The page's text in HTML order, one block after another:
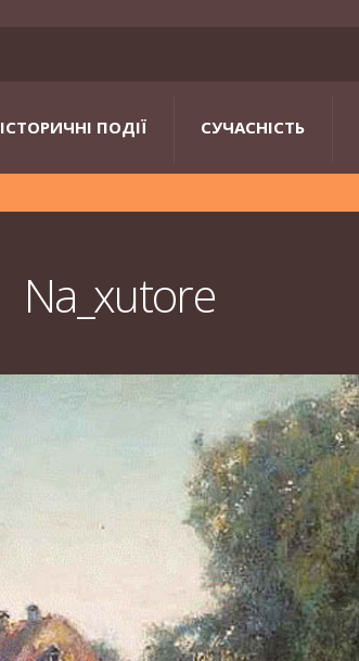
ІСТОРИЧНІ ПОДІЇ СУЧАСНІСТЬ
Na_xutore